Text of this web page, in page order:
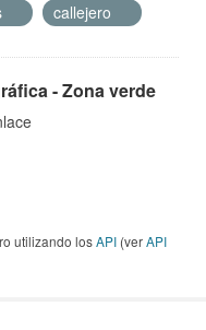
callejero
- Zona verde
utilizando losAPI (verAPI